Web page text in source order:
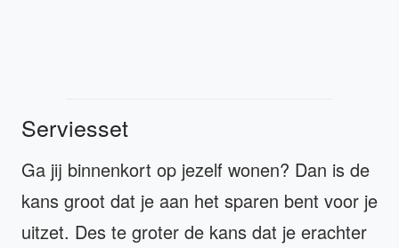
Serviesset
Ga jij binnenkort op jezelf wonen? Dan is de
kans groot dat je aan het sparen bent voor je
uitzet. Des te groter de kans dat je erachter